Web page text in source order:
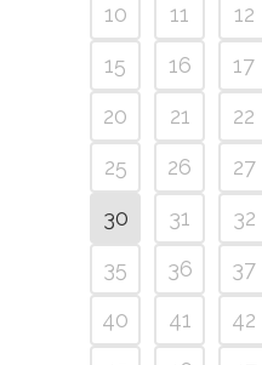
10
11 12
15
16 17
20
21 22
25
26 27
30
31 32
35
36 37
40
41 42